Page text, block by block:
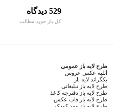
529 دیدگاه
کل باز خورد مطالب
طرح لایه باز عمومی
آتلیه عکس عروس
بکگراند لایه باز
طرح لایه باز تبلیغاتی
طرح لایه باز دفترچه کاغذ
طرح لایه باز قاب عکس